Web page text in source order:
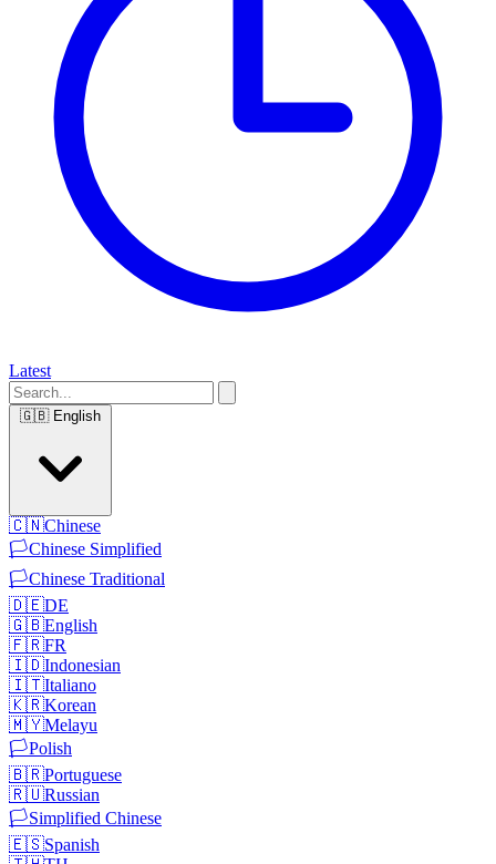
Latest
🇬🇧 English
🇨🇳Chinese
🏳️Chinese Simplified
🏳️Chinese Traditional
🇩🇪DE
🇬🇧English
🇫🇷FR
🇮🇩Indonesian
🇮🇹Italiano
🇰🇷Korean
🇲🇾Melayu
🏳️Polish
🇧🇷Portuguese
🇷🇺Russian
🏳️Simplified Chinese
🇪🇸Spanish